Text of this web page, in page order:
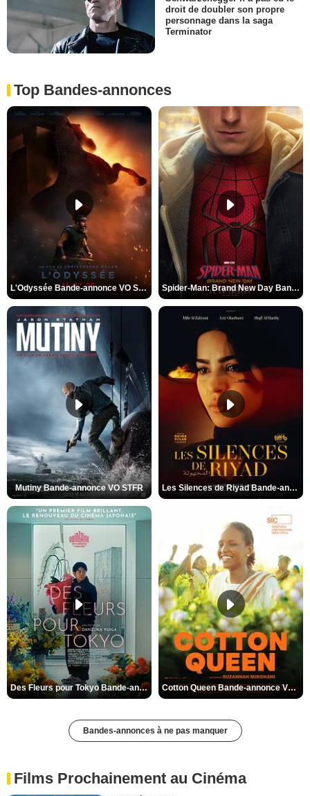
droit de doubler son propre
personnage dans la saga
Terminator
Top Bandes-annonces
L'Odyssée Bande-annonce VO STFR Spider-Man: Brand New Day Bande-annonce VO STFR
Mutiny Bande-annonce VO STFR Les Silences de Riyad Bande-annonce VO STFR
Des Fleurs pour Tokyo Bande-annonce VO STFR Cotton Queen Bande-annonce VO STFR
Bandes-annonces à ne pas manquer
Films Prochainement au Cinéma